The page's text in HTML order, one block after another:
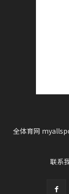
全体育网
联系